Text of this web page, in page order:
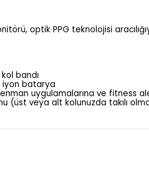
optik PPG teknolojisi
bandı
iyon batarya
uygulamalarına ve fitness
(üst veya alt kolunuzda takılı